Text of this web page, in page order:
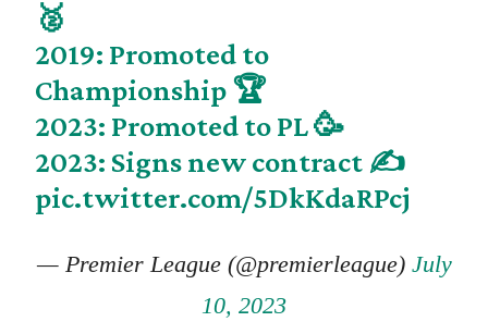
🥈
2019: Promoted to
Championship 🏆
2023: Promoted to PL 🥳
2023: Signs new contract ✍️
pic.twitter.com/5DkKdaRPcj
— Premier League (@premierleague) July
10, 2023